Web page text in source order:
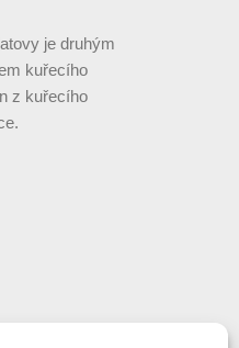
je druhým
kuřecího
z kuřecího